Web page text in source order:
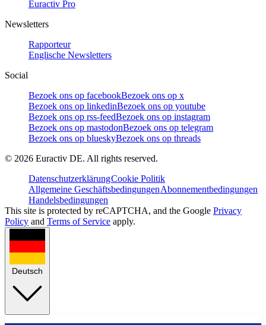
Euractiv Pro
Newsletters
Rapporteur
Englische Newsletters
Social
Bezoek ons op facebookBezoek ons op x
Bezoek ons op linkedinBezoek ons op youtube
Bezoek ons op rss-feedBezoek ons op instagram
Bezoek ons op mastodonBezoek ons op telegram
Bezoek ons op blueskyBezoek ons op threads
© 2026 Euractiv DE. All rights reserved.
DatenschutzerklärungCookie Politik
Allgemeine GeschäftsbedingungenAbonnementbedingungen
Handelsbedingungen
This site is protected by reCAPTCHA, and the Google Privacy
Policy and Terms of Service apply.
Deutsch